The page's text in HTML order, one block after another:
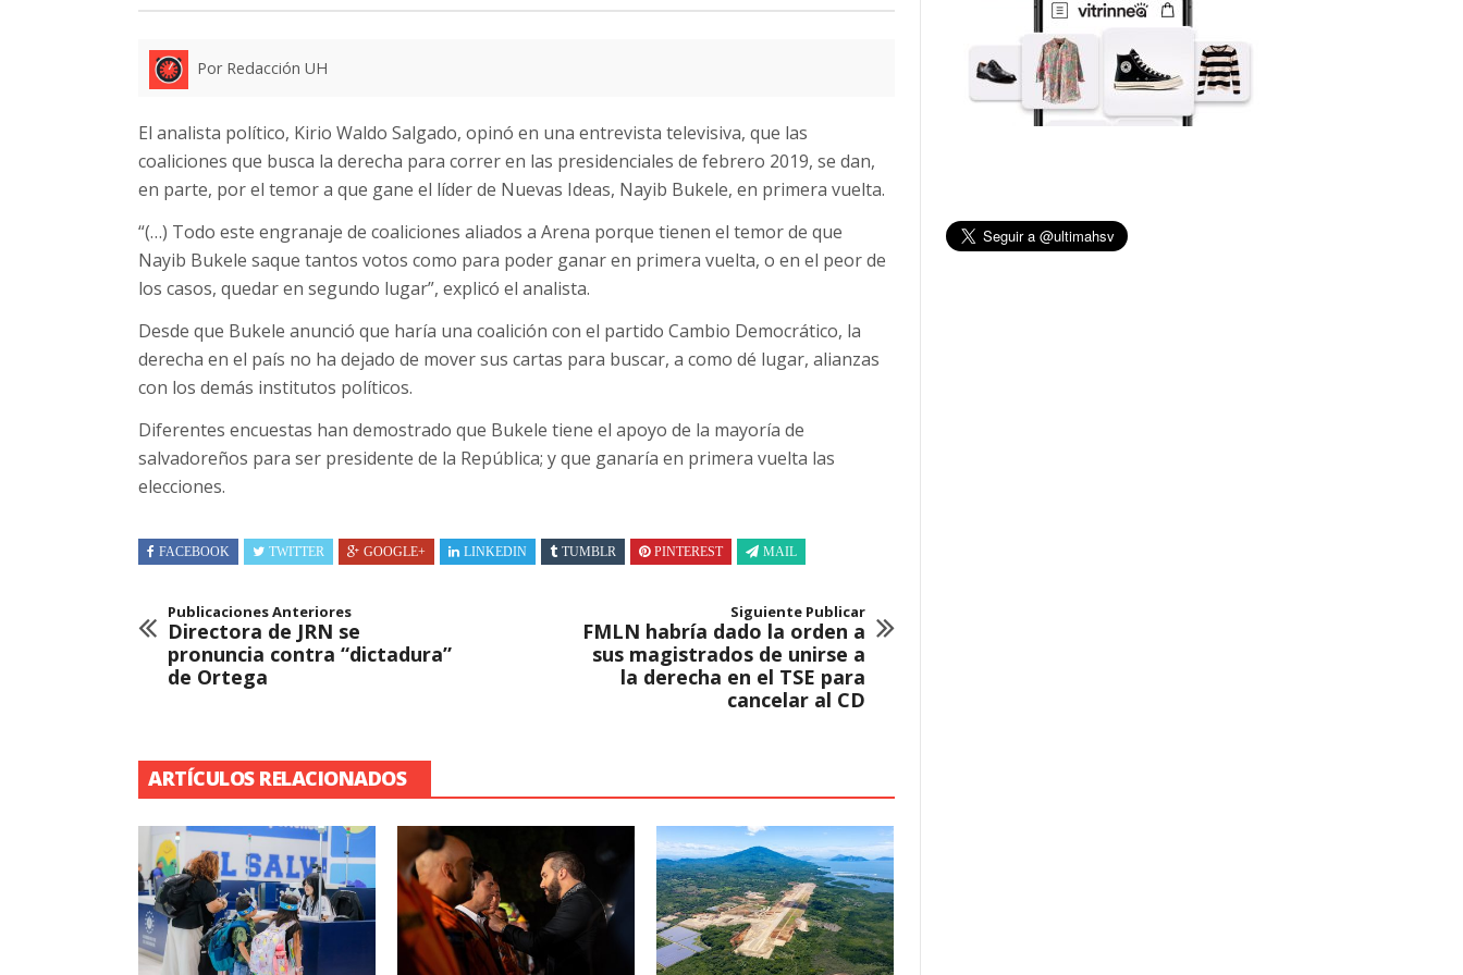
Por Redacción UH
El analista político, Kirio Waldo Salgado, opinó en una entrevista televisiva, que las
coaliciones que busca la derecha para correr en las presidenciales de febrero 2019, se dan,
en parte, por el temor a que gane el líder de Nuevas Ideas, Nayib Bukele, en primera vuelta.
“(…) Todo este engranaje de coaliciones aliados a Arena porque tienen el temor de que
Nayib Bukele saque tantos votos como para poder ganar en primera vuelta, o en el peor de
los casos, quedar en segundo lugar”, explicó el analista.
Desde que Bukele anunció que haría una coalición con el partido Cambio Democrático, la
derecha en el país no ha dejado de mover sus cartas para buscar, a como dé lugar, alianzas
con los demás institutos políticos.
Diferentes encuestas han demostrado que Bukele tiene el apoyo de la mayoría de
salvadoreños para ser presidente de la República; y que ganaría en primera vuelta las
elecciones.
FACEBOOK TWITTER GOOGLE+ LINKEDIN TUMBLR PINTEREST MAIL
Publicaciones Anteriores
Directora de JRN se
pronuncia contra “dictadura”
de Ortega
Siguiente Publicar
FMLN habría dado la orden a
sus magistrados de unirse a
la derecha en el TSE para
cancelar al CD
ARTÍCULOS RELACIONADOS